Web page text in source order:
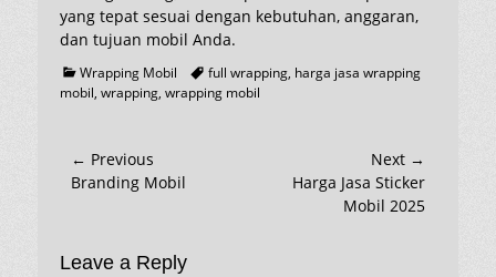
yang tepat sesuai dengan kebutuhan, anggaran,
dan tujuan mobil Anda.
Categories
Wrapping Mobil Tagsfull wrapping, harga jasa wrapping
mobil, wrapping, wrapping mobil
Post
navigation
← Previous
Previous
Branding Mobil
Next →
Harga Jasa Sticker
Mobil 2025
Leave a Reply